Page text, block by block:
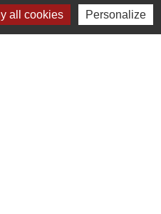
17h
all cookies Personalize